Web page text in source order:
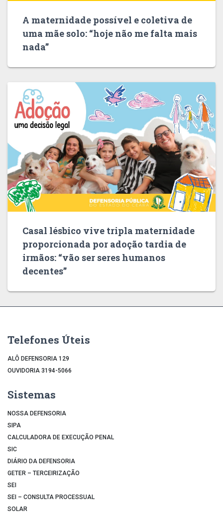
A maternidade possível e coletiva de
uma mãe solo: “hoje não me falta mais
nada”
Casal lésbico vive tripla maternidade
proporcionada por adoção tardia de
irmãos: “vão ser seres humanos
decentes”
Telefones Úteis
ALÔ DEFENSORIA 129
OUVIDORIA 3194-5066
Sistemas
NOSSA DEFENSORIA
SIPA
CALCULADORA DE EXECUÇÃO PENAL
SIC
DIÁRIO DA DEFENSORIA
GETER – TERCEIRIZAÇÃO
SEI
SEI – CONSULTA PROCESSUAL
SOLAR